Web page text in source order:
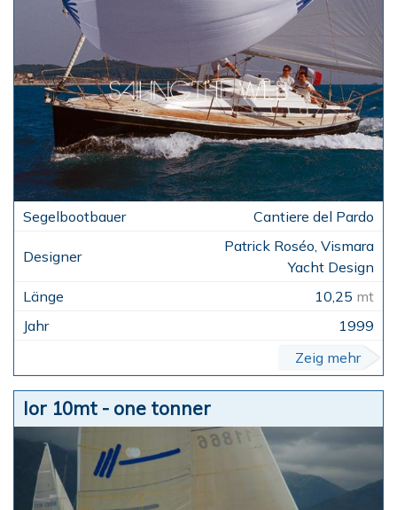
Cantiere del Pardo
Patrick Roséo, Vismara
Yacht Design
10,25 mt
1999
Zeig mehr
Ior 10mt - one tonner